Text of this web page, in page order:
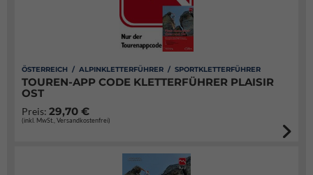
ÖSTERREICH / ALPINKLETTERFÜHRER / SPORTKLETTERFÜHRER
TOUREN-APP CODE KLETTERFÜHRER PLAISIR
OST
Preis: 29,70 €
(inkl. MwSt., Versandkostenfrei)